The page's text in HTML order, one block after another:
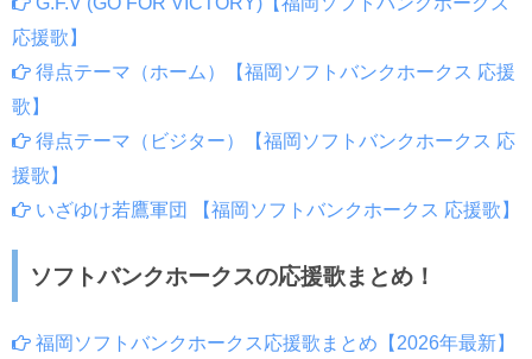
応援歌】
得点テーマ（ホーム）【福岡ソフトバンクホークス 応援
歌】
得点テーマ（ビジター）【福岡ソフトバンクホークス 応
援歌】
いざゆけ若鷹軍団 【福岡ソフトバンクホークス 応援歌】
ソフトバンクホークスの応援歌まとめ！
福岡ソフトバンクホークス応援歌まとめ【2026年最新】